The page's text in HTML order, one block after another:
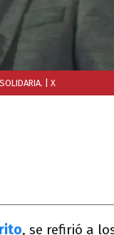
| X
, se refirió a